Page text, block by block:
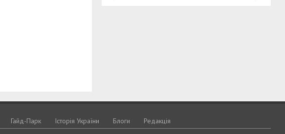
Гайд-Парк Історія України Блоги Редакція